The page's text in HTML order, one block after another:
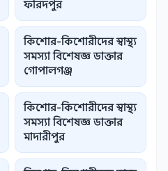
ফরিদপুর
কিশোর-কিশোরীদের স্বাস্থ্য
সমস্যা বিশেষজ্ঞ ডাক্তার
গোপালগঞ্জ
কিশোর-কিশোরীদের স্বাস্থ্য
সমস্যা বিশেষজ্ঞ ডাক্তার
মাদারীপুর